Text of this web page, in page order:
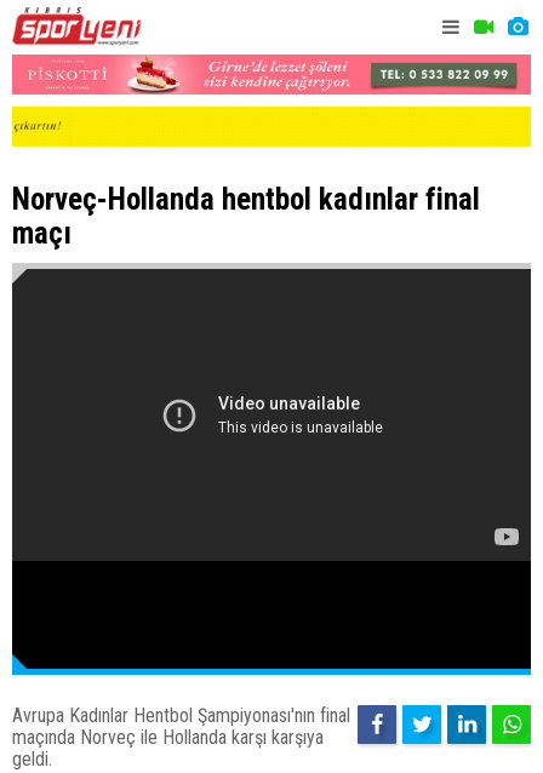
Norveç-Hollanda hentbol kadınlar final
maçı
Avrupa Kadınlar Hentbol Şampiyonası'nın final
maçında Norveç ile Hollanda karşı karşıya
geldi.